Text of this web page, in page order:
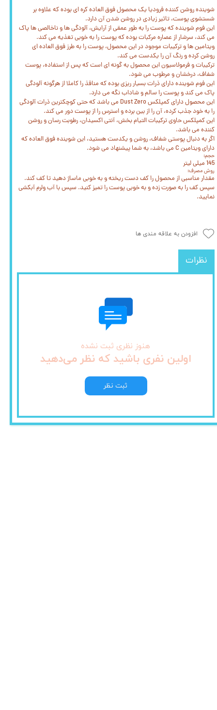
شوینده روشن کننده فرودیا یک محصول فوق العاده کره ای بوده که علاوه بر
شستشوی پوست، تاثیر زیادی در روشن شدن آن دارد.
این فوم شوینده که پوست را به طور عمقی از آرایش، آلودگی ها و ناخالصی ها پاک
می کند، سرشار از عصاره مرکبات بوده که پوست را به خوبی تغذیه می کند.
ویتامین ها و ترکیبات موجود در این محصول، پوست را به طرز فوق العاده ای
روشن کرده و رنگ آن را یکدست می کند.
ترکیبات و فرمولاسیون این محصول به گونه ای است که پس از استفاده، پوست
شفاف، درخشان و مرطوب می شود.
این فوم شوینده دارای ذرات بسیار ریزی بوده که منافذ را کاملا از هرگونه آلودگی
پاک می کند و پوست را سالم و شاداب نگه می دارد.
این محصول دارای کمپلکس Dust Zero می باشد که حتی کوچکترین ذرات آلودگی
را به خود جذب کرده، آن را از بین برده و استرس را از پوست دور می کند.
این کمپلکس حاوی ترکیبات التیام بخش، آنتی اکسیدان، رطوبت رسان و روشن
کننده می باشد.
اگر به دنبال پوستی شفاف، روشن و یکدست هستید، این شوینده فوق العاده که
دارای ویتامین C می باشد، به شما پیشنهاد می شود.
حجم:
145 میلی لیتر
روش مصرف:
مقدار مناسبی از محصول را کف دست ریخته و به خوبی ماساژ دهید تا کف کند.
سپس کف را به صورت زده و به خوبی پوست را تمیز کنید. سپس با آب ولرم آبکشی
نمایید.
افزودن به علاقه مندی ها
نظرات
هنوز نظری ثبت نشده
اولین نفری باشید که نظر می‌دهید
ثبت نظر